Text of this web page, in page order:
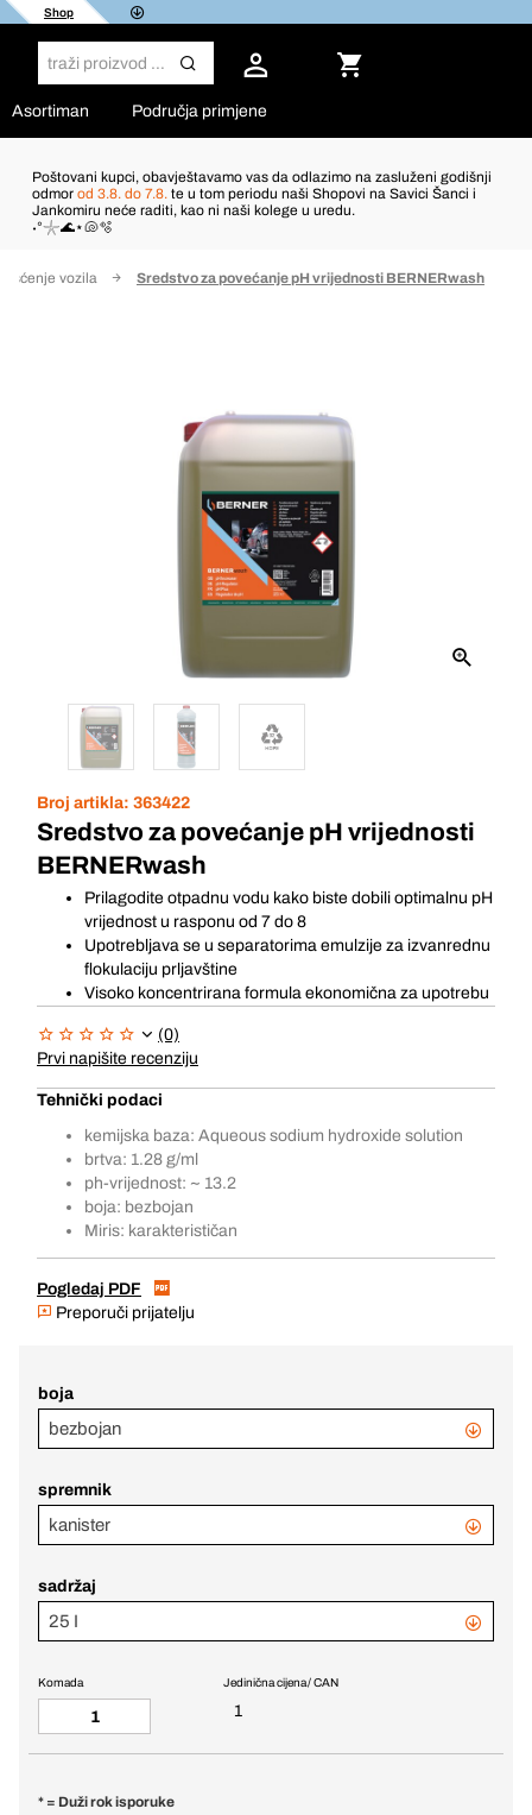
Shop
Asortiman Područja primjene
Poštovani kupci, obavještavamo vas da odlazimo na zasluženi godišnji
odmor od 3.8. do 7.8. te u tom periodu naši Shopovi na Savici Šanci i
Jankomiru neće raditi, kao ni naši kolege u uredu.
˖°𓇼🌊⋆🐚🫧
Čišćenje vozila Sredstvo za povećanje pH vrijednosti BERNERwash
Broj artikla: 363422
Sredstvo za povećanje pH vrijednosti
BERNERwash
Prilagodite otpadnu vodu kako biste dobili optimalnu pH
vrijednost u rasponu od 7 do 8
Upotrebljava se u separatorima emulzije za izvanrednu
flokulaciju prljavštine
Visoko koncentrirana formula ekonomična za upotrebu
(0)
Prvi napišite recenziju
Tehnički podaci
kemijska baza: Aqueous sodium hydroxide solution
brtva: 1.28 g/ml
ph-vrijednost: ~ 13.2
boja: bezbojan
Miris: karakterističan
Pogledaj PDF
Preporuči prijatelju
boja
bezbojan
spremnik
kanister
sadržaj
25 I
Jedinična cijena / CAN
1
Komada
* = Duži rok isporuke